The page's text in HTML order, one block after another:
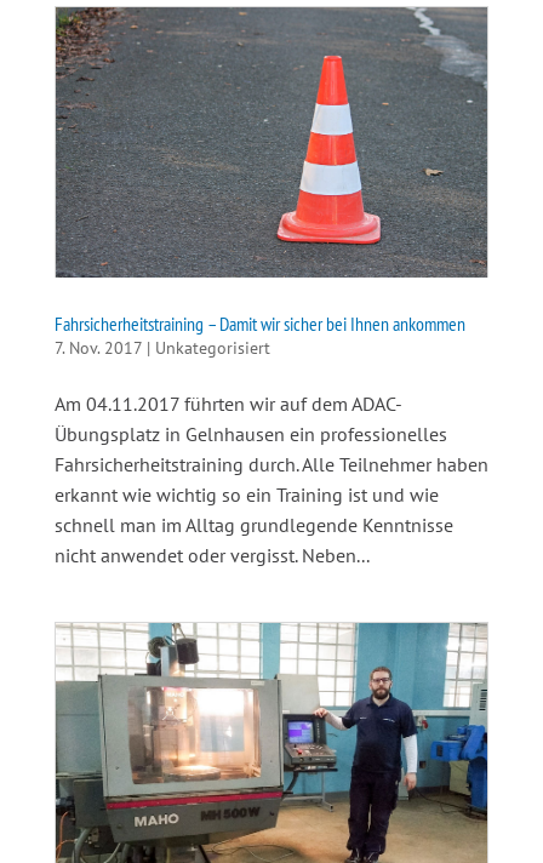
Fahrsicherheitstraining – Damit wir sicher bei Ihnen ankommen
7. Nov. 2017| Unkategorisiert
Am 04.11.2017 führten wir auf dem ADAC-
Übungsplatz in Gelnhausen ein professionelles
Fahrsicherheitstraining durch. Alle Teilnehmer haben
erkannt wie wichtig so ein Training ist und wie
schnell man im Alltag grundlegende Kenntnisse
nicht anwendet oder vergisst. Neben...